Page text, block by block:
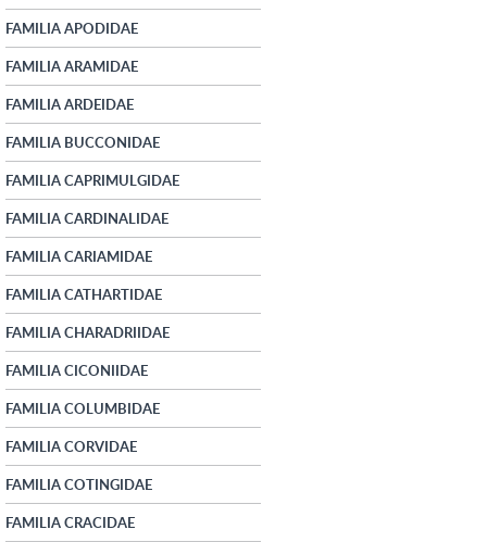
FAMILIA APODIDAE
FAMILIA ARAMIDAE
FAMILIA ARDEIDAE
FAMILIA BUCCONIDAE
FAMILIA CAPRIMULGIDAE
FAMILIA CARDINALIDAE
FAMILIA CARIAMIDAE
FAMILIA CATHARTIDAE
FAMILIA CHARADRIIDAE
FAMILIA CICONIIDAE
FAMILIA COLUMBIDAE
FAMILIA CORVIDAE
FAMILIA COTINGIDAE
FAMILIA CRACIDAE